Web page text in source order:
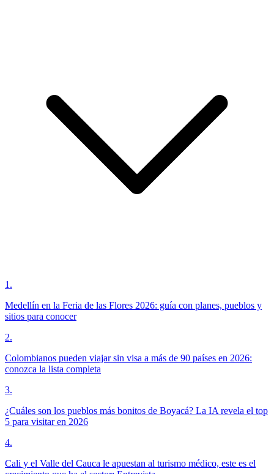
1 .
Medellín en la Feria de las Flores 2026: guía con planes, pueblos y
sitios para conocer
2.
Colombianos pueden viajar sin visa a más de 90 países en 2026:
conozca la lista completa
3.
¿Cuáles son los pueblos más bonitos de Boyacá? La IA revela el top
5 para visitar en 2026
4.
Cali y el Valle del Cauca le apuestan al turismo médico, este es el